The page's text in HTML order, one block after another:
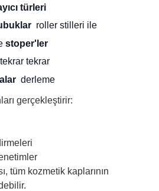
türleri
roller stilleri ile
stoper'ler
tekrar tekrar
derleme
gerçekleştirir:
tüm kozmetik kaplarının